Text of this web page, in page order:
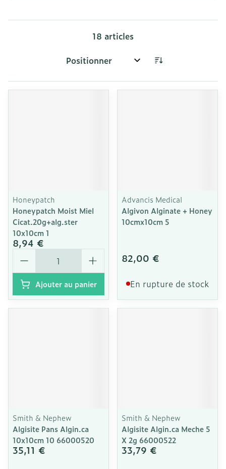
18 articles
Trier par:
Honeypatch
Honeypatch Moist Miel
Cicat.20g+alg.ster
10x10cm 1
8,94 €
Quantité
Ajouter au panier
Advancis Medical
Algivon Alginate + Honey
10cmx10cm 5
82,00 €
En rupture de stock
Smith & Nephew
Algisite Pans Algin.ca
10x10cm 10 66000520
35,11 €
Smith & Nephew
Algisite Algin.ca Meche 5
X 2g 66000522
33,79 €